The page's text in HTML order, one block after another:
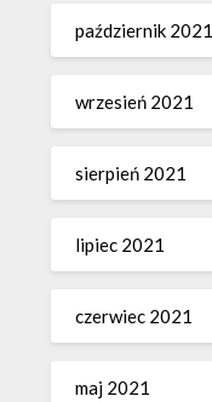
październik 2021
wrzesień 2021
sierpień 2021
lipiec 2021
czerwiec 2021
maj 2021